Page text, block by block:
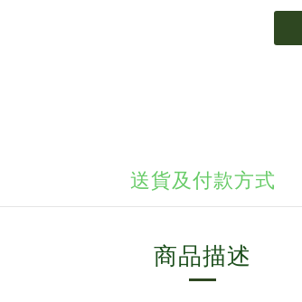
送貨及付款方式
商品描述